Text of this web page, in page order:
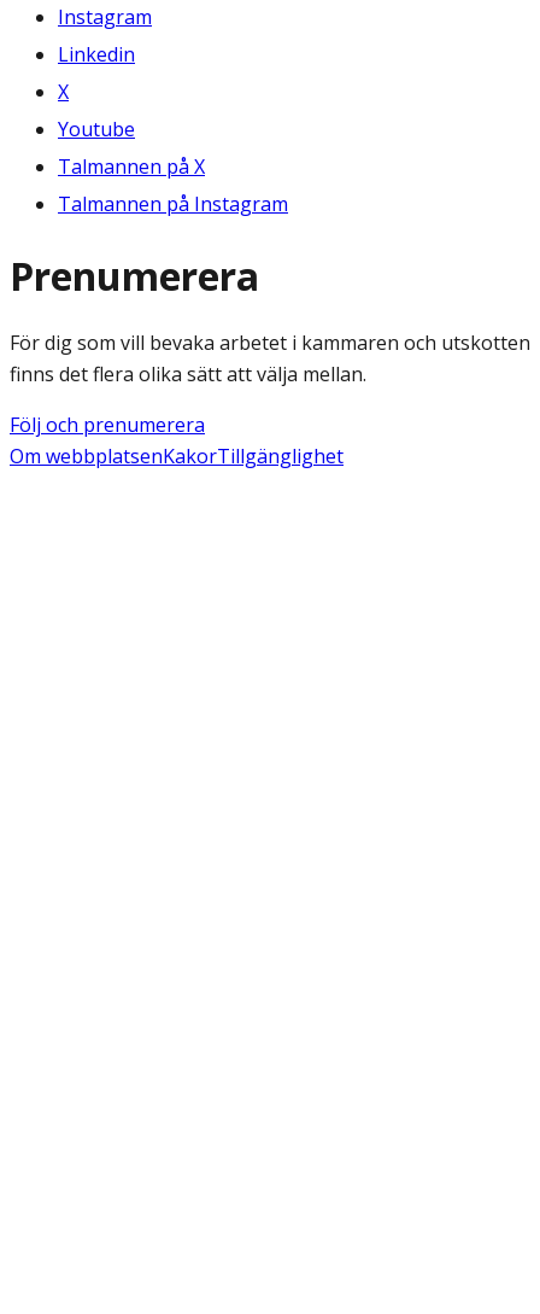
Instagram
Linkedin
X
Youtube
Talmannen på X
Talmannen på Instagram
Prenumerera
För dig som vill bevaka arbetet i kammaren och utskotten
finns det flera olika sätt att välja mellan.
Följ och prenumerera
Om webbplatsenKakorTillgänglighet